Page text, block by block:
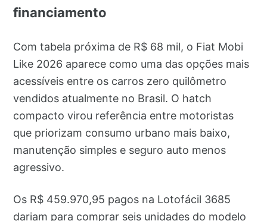
financiamento
Com tabela próxima de R$ 68 mil, o Fiat Mobi
Like 2026 aparece como uma das opções mais
acessíveis entre os carros zero quilômetro
vendidos atualmente no Brasil. O hatch
compacto virou referência entre motoristas
que priorizam consumo urbano mais baixo,
manutenção simples e seguro auto menos
agressivo.
Os R$ 459.970,95 pagos na Lotofácil 3685
dariam para comprar seis unidades do modelo